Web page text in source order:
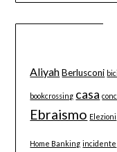
Aliyah Berlusconi
bookcrossing casa
Ebraismo Elezioni
Home Banking incidente